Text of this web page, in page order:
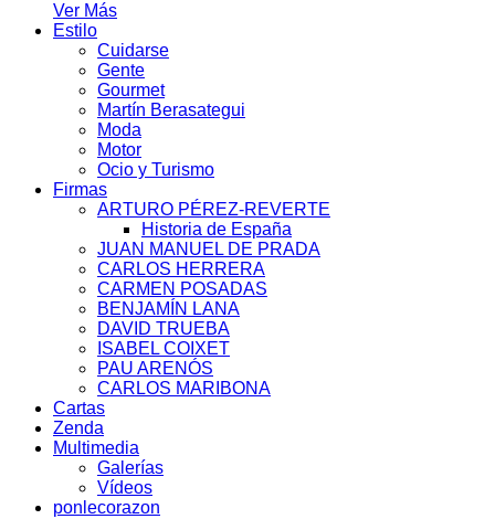
Ver Más
Estilo
Cuidarse
Gente
Gourmet
Martín Berasategui
Moda
Motor
Ocio y Turismo
Firmas
ARTURO PÉREZ-REVERTE
Historia de España
JUAN MANUEL DE PRADA
CARLOS HERRERA
CARMEN POSADAS
BENJAMÍN LANA
DAVID TRUEBA
ISABEL COIXET
PAU ARENÓS
CARLOS MARIBONA
Cartas
Zenda
Multimedia
Galerías
Vídeos
ponlecorazon